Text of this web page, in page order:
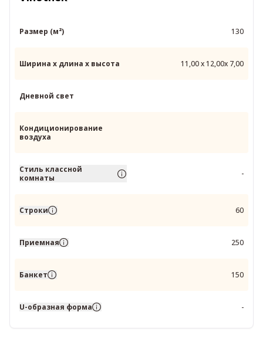
Размер (м²) 130
Ширина x длина x высота 11,00 x 12,00x 7,00
Дневной свет
Кондиционирование
воздуха
Стиль классной
комнаты
-
Строки 60
Приемная 250
Банкет 150
U-образная форма -